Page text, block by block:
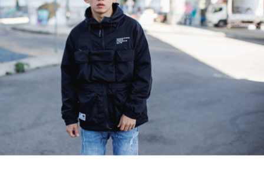
權轉讓予恩沛科技股份有限公司。
２．關於個人資料處理事宜，請瀏覽以下網址：
https://aftee.tw/terms/#terms3
３．未成年的使用者請事先徵得法定代理人或監護人之同意方可使用
「AFTEE先享後付」，若未經同意申辦者引起之損失，本公司不負相關責
任。
４．使用「AFTEE先享後付」時，將依據個別帳號之用戶狀況，依本公司即
時審查核予不同之上限額度；若仍有額度不足之情形，本公司將視審查結果
請求用戶進行身份認證。
５．嚴禁一人註冊多個帳號或使用他人資訊註冊。若發現惡意使用之情形，
恩沛科技股份有限公司將有權停止該用戶之使用額度並採取法律行動。